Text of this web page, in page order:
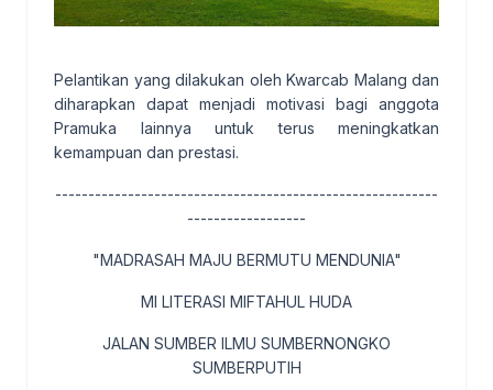
Pelantikan yang dilakukan oleh Kwarcab Malang dan
diharapkan dapat menjadi motivasi bagi anggota
Pramuka lainnya untuk terus meningkatkan
kemampuan dan prestasi.
----------------------------------------------------------
------------------
"MADRASAH MAJU BERMUTU MENDUNIA"
MI LITERASI MIFTAHUL HUDA
JALAN SUMBER ILMU SUMBERNONGKO
SUMBERPUTIH